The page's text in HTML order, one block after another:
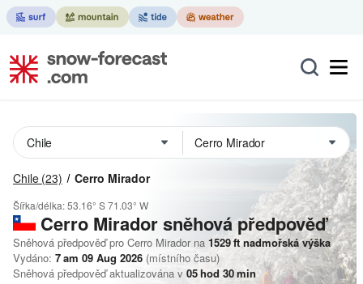
Chile (23) Cerro Mirador
Šířka/délka:53.16° S71.03° W
Cerro Miradorsněhová předpověď
Sněhová předpověď pro Cerro Mirador na 1529ftnadmořská výška
Vydáno: 7 am 09 Aug 2026 (místního času)
Sněhová předpověď aktualizována v 05hod 30min